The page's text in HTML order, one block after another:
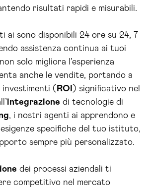
risultati rapidi e misurabili.
ai sono disponibili 24 ore su 24, 7
assistenza continua ai tuoi
solo migliora l’esperienza
anche le vendite, portando a
( ROI ) significativo nel
integrazione di tecnologie di
, i nostri agenti ai apprendono e
specifiche del tuo istituto,
sempre più personalizzato.
dei processi aziendali ti
competitivo nel mercato